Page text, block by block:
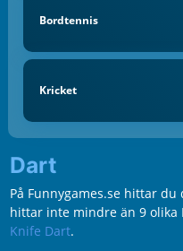
Bordtennis
Kricket
Dart
På Funnygames.se hittar
hittar inte mindre än 9 olika
Knife Dart.